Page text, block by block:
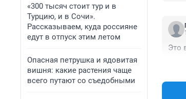
«300 тысяч стоит тур и в
Турцию, и в Сочи».
Рассказываем, куда россияне
едут в отпуск этим летом
Опасная петрушка и ядовитая
вишня: какие растения чаще
всего путают со съедобными
Это